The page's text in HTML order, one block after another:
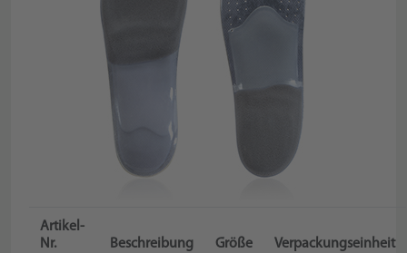
Artikel-
Nr.
Beschreibung Größe Verpackungseinheit